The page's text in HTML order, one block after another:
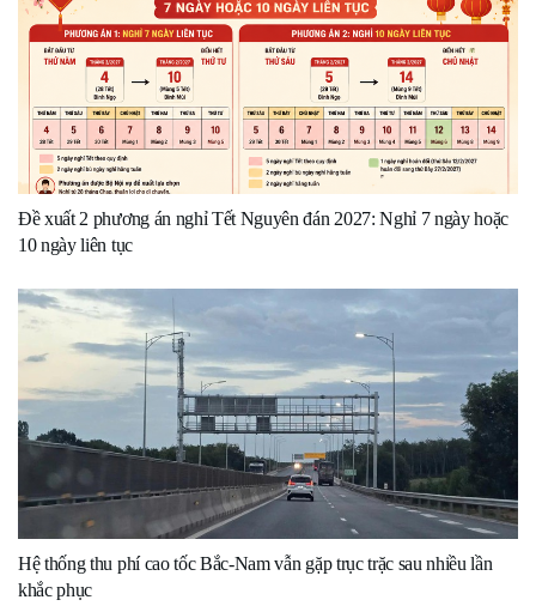
Đề xuất 2 phương án nghỉ Tết Nguyên đán 2027: Nghỉ 7 ngày hoặc
10 ngày liên tục
Hệ thống thu phí cao tốc Bắc-Nam vẫn gặp trục trặc sau nhiều lần
khắc phục